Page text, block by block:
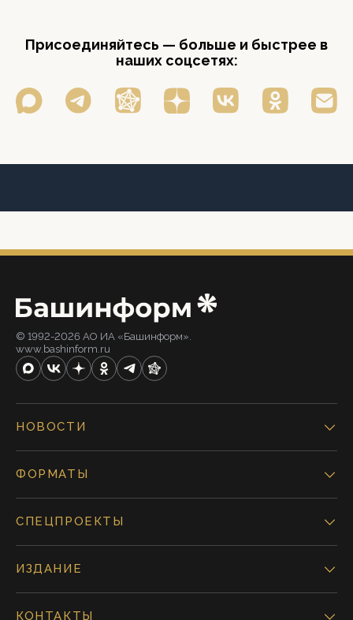
Присоединяйтесь — больше и быстрее в
наших соцсетях:
© 1992-2026 АО ИА «Башинформ».
www.bashinform.ru
НОВОСТИ
ФОРМАТЫ
СПЕЦПРОЕКТЫ
ИЗДАНИЕ
КОНТАКТЫ